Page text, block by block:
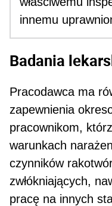
innemu
Badania
Pracodawca ma
zapewnienia
pracownikom,
warunkach
czynników
zwłókniających,
pracę na innych